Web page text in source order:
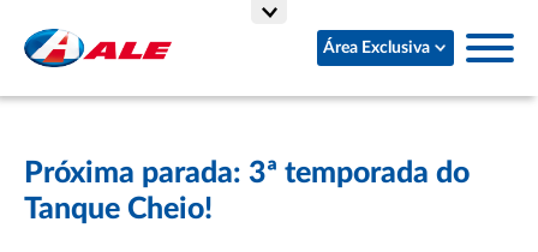
Área Exclusiva
Próxima parada: 3ª temporada do
Tanque Cheio!